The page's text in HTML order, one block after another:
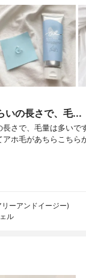
いの長さで、毛...
さで、毛量は多いで
ホ毛があちらこちら
ーアンドイージー)
ル